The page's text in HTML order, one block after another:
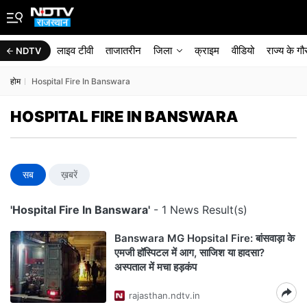
NDTV लाइव टीवी ताजातरीन जिला क्राइम वीडियो राज्‍य के
होम Hospital Fire In Banswara
HOSPITAL FIRE IN BANSWARA
सब ख़बरें
'Hospital Fire In Banswara' - 1 News Result(s)
Banswara MG Hopsital Fire: बांसवाड़ा के
एमजी हॉस्पिटल में आग, साजिश या हादसा?
अस्पताल में मचा हड़कंप
rajasthan.ndtv.in